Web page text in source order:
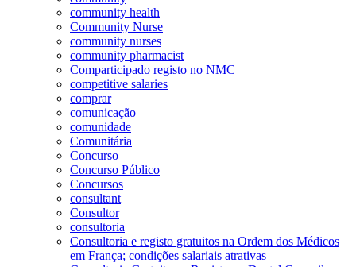
community health
Community Nurse
community nurses
community pharmacist
Comparticipado registo no NMC
competitive salaries
comprar
comunicação
comunidade
Comunitária
Concurso
Concurso Público
Concursos
consultant
Consultor
consultoria
Consultoria e registo gratuitos na Ordem dos Médicos
em França; condições salariais atrativas